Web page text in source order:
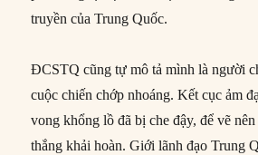
truyền của Trung Quốc.
ĐCSTQ cũng tự mô tả mình là người
cuộc chiến chớp nhoáng. Kết cục ảm
vong khổng lồ đã bị che đậy, để vẽ
thắng khải hoàn. Giới lãnh đạo Trung